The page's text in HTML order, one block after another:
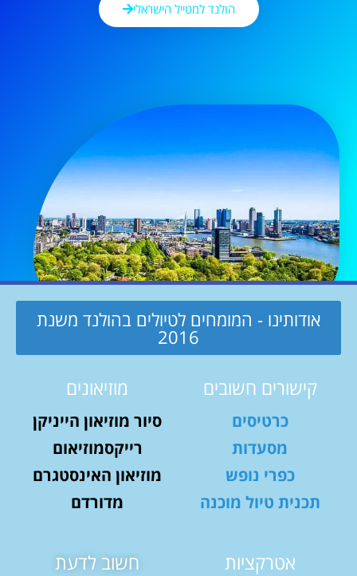
הולנד למטייל הישראלי
אודותינו - המומחים לטיולים בהולנד משנת
2016
קישורים חשובים
כרטיסים
מסעדות
כפרי נופש
תכנית טיול מוכנה
מוזיאונים
סיור מוזיאון הייניקן
רייקסמוזיאום
מוזיאון האינסטגרם
מדורדם
אטרקציות חשוב לדעת